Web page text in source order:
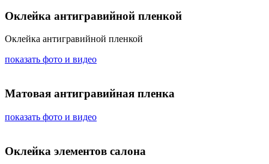
Оклейка антигравийной пленкой
Оклейка антигравийной пленкой
показать фото и видео
Матовая антигравийная пленка
показать фото и видео
Оклейка элементов салона